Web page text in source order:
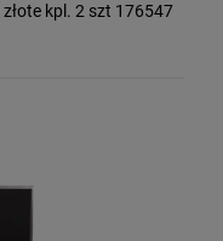
kpl. 2 szt 176547